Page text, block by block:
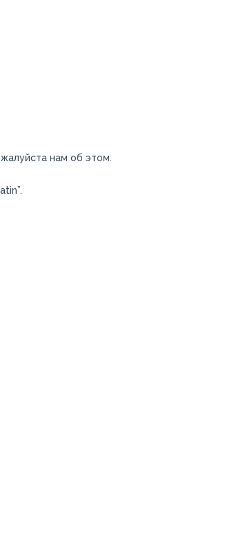
нам об этом.